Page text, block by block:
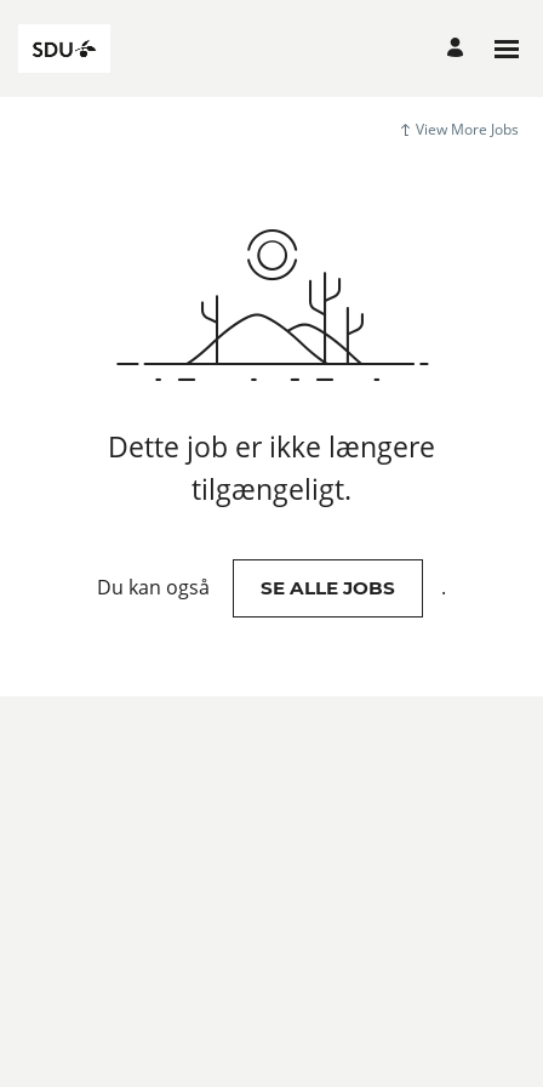
View More Jobs
Dette job er ikke længere
tilgængeligt.
Du kan også SE ALLE JOBS .